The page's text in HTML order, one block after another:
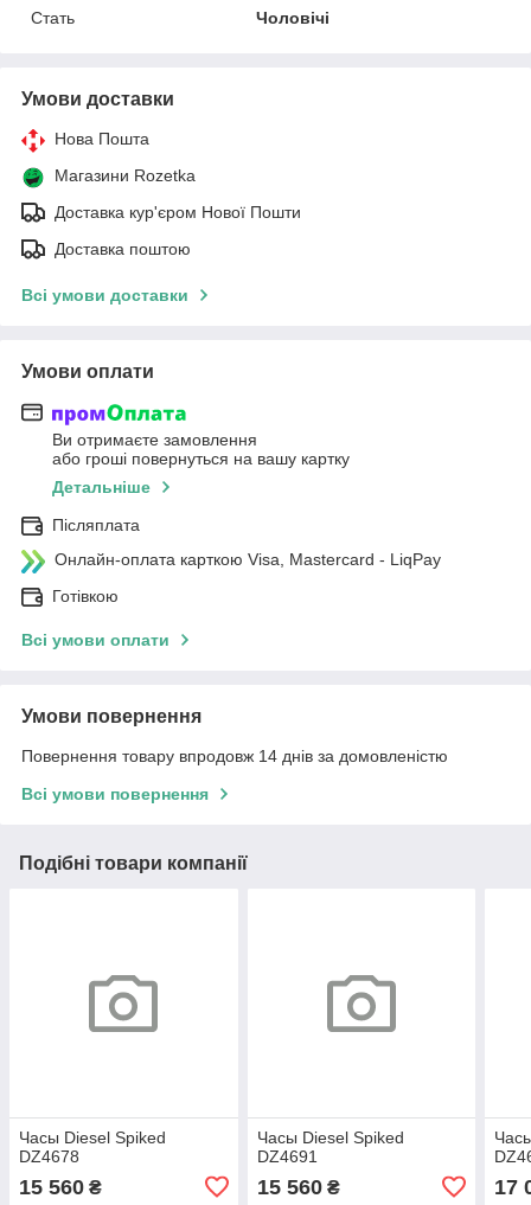
Стать
Чоловічі
Умови доставки
Нова Пошта
Магазини Rozetka
Доставка кур'єром Нової Пошти
Доставка поштою
Всі умови доставки
Умови оплати
Ви отримаєте замовлення
або гроші повернуться на вашу картку
Детальніше
Післяплата
Онлайн-оплата карткою Visa, Mastercard - LiqPay
Готівкою
Всі умови оплати
Умови повернення
Повернення товару впродовж 14 днів за домовленістю
Всі умови повернення
Подібні товари компанії
Часы Diesel Spiked
DZ4678
15 560 ₴
Часы Diesel Spiked
DZ4691
15 560₴ 17